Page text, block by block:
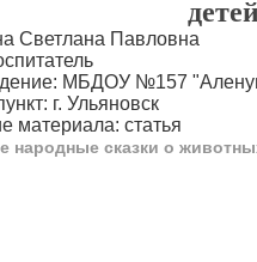
Светлана Павловна
МБДОУ №157
г. Ульяновск
материала: статья
народные сказки о